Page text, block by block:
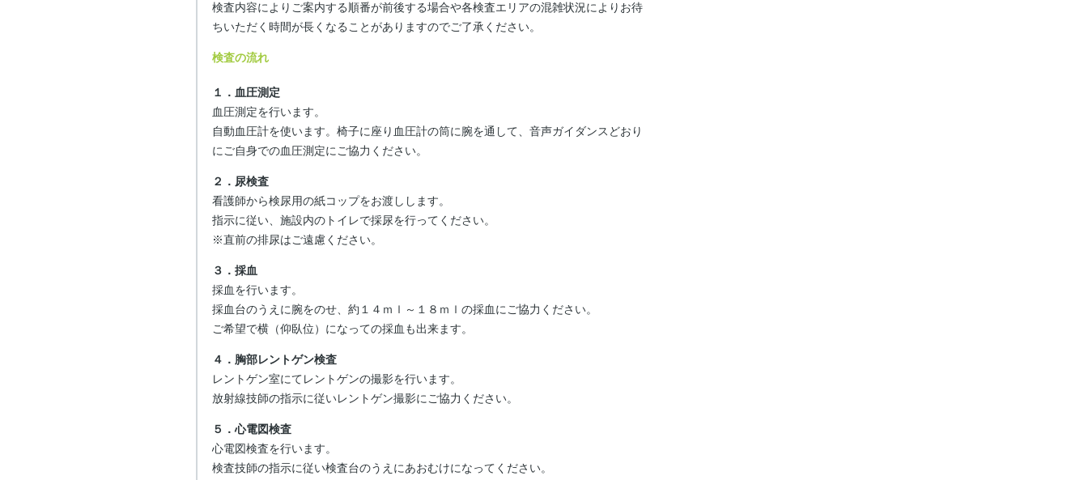
検査内容によりご案内する順番が前後する場合や各検査エリアの混雑状況によりお待
ちいただく時間が長くなることがありますのでご了承ください。
検査の流れ
１．血圧測定
血圧測定を行います。
自動血圧計を使います。椅子に座り血圧計の筒に腕を通して、音声ガイダンスどおり
にご自身での血圧測定にご協力ください。
２．尿検査
看護師から検尿用の紙コップをお渡しします。
指示に従い、施設内のトイレで採尿を行ってください。
※直前の排尿はご遠慮ください。
３．採血
採血を行います。
採血台のうえに腕をのせ、約１４ｍｌ～１８ｍｌの採血にご協力ください。
ご希望で横（仰臥位）になっての採血も出来ます。
４．胸部レントゲン検査
レントゲン室にてレントゲンの撮影を行います。
放射線技師の指示に従いレントゲン撮影にご協力ください。
５．心電図検査
心電図検査を行います。
検査技師の指示に従い検査台のうえにあおむけになってください。